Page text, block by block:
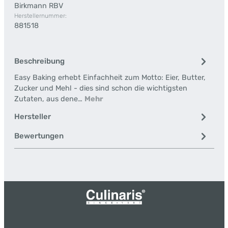
Birkmann RBV
Herstellernummer:
881518
Beschreibung
Easy Baking erhebt Einfachheit zum Motto: Eier, Butter,
Zucker und Mehl - dies sind schon die wichtigsten
Zutaten, aus dene… Mehr
Hersteller
Bewertungen